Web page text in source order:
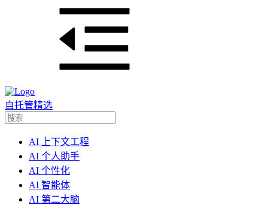
自托管精选
AI 上下文工程
AI 个人助手
AI 个性化
AI 智能体
AI 第二大脑